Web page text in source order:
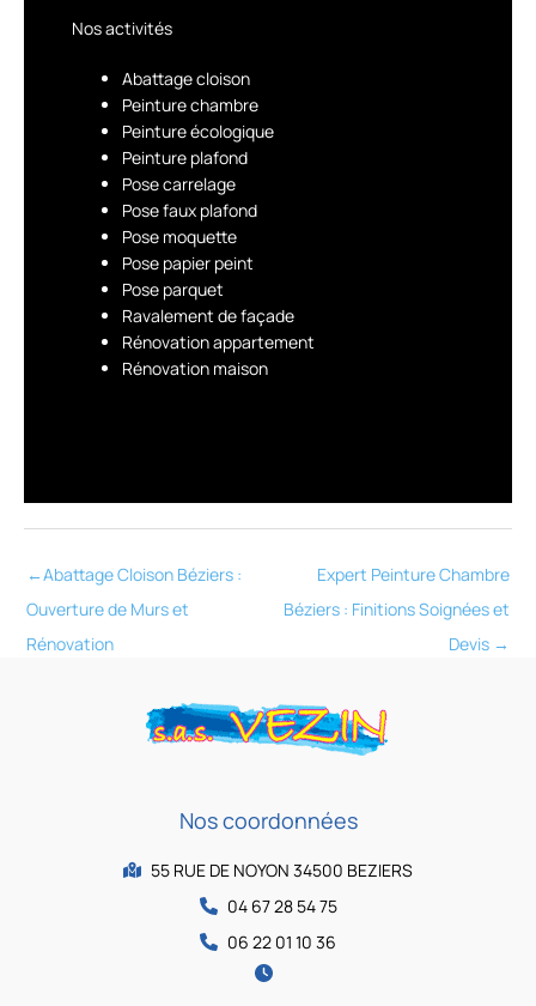
Nos activités
Abattage cloison
Peinture chambre
Peinture écologique
Peinture plafond
Pose carrelage
Pose faux plafond
Pose moquette
Pose papier peint
Pose parquet
Ravalement de façade
Rénovation appartement
Rénovation maison
←Abattage Cloison Béziers :
Ouverture de Murs et
Rénovation
Expert Peinture Chambre
Béziers : Finitions Soignées et
Devis →
Nos coordonnées
55 RUE DE NOYON 34500 BEZIERS
04 67 28 54 75
06 22 01 10 36